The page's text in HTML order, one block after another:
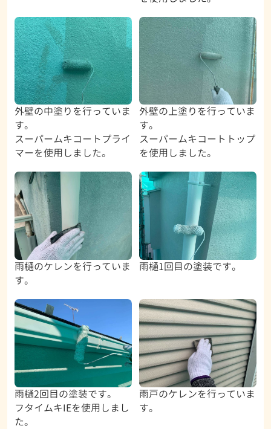
外壁の中塗りを行っていま
す。
スーパームキコートプライ
マーを使用しました。
外壁の上塗りを行っていま
す。
スーパームキコートトップ
を使用しました。
雨樋のケレンを行っていま
す。
雨樋1回目の塗装です。
雨樋2回目の塗装です。
フタイムキIEを使用しまし
た。
雨戸のケレンを行っていま
す。